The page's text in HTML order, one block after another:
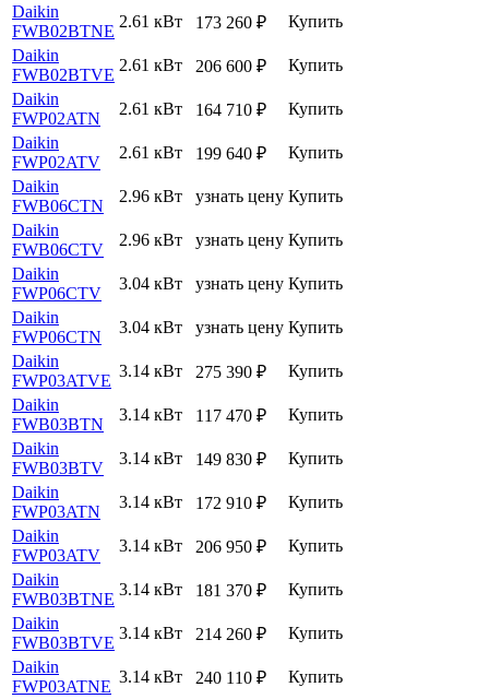
Daikin
FWB02BTNE
2.61 кВт 173 260 ₽
Купить
Daikin
FWB02BTVE
2.61 кВт 206 600 ₽
Купить
Daikin
FWP02ATN
2.61 кВт 164 710 ₽
Купить
Daikin
FWP02ATV
2.61 кВт 199 640 ₽
Купить
Daikin
FWB06CTN
2.96 кВт узнать цену Купить
Daikin
FWB06CTV
2.96 кВт узнать цену Купить
Daikin
FWP06CTV
3.04 кВт узнать цену Купить
Daikin
FWP06CTN
3.04 кВт узнать цену Купить
Daikin
FWP03ATVE
3.14 кВт 275 390 ₽
Купить
Daikin
FWB03BTN
3.14 кВт 117 470 ₽
Купить
Daikin
FWB03BTV
3.14 кВт 149 830 ₽
Купить
Daikin
FWP03ATN
3.14 кВт 172 910 ₽
Купить
Daikin
FWP03ATV
3.14 кВт 206 950 ₽
Купить
Daikin
FWB03BTNE
3.14 кВт 181 370 ₽
Купить
Daikin
FWB03BTVE
3.14 кВт 214 260 ₽
Купить
Daikin
FWP03ATNE
3.14 кВт 240 110 ₽
Купить